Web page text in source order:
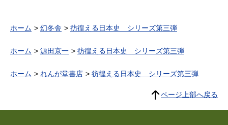
ホーム 幻冬舎 彷徨える日本史 シリーズ第三弾
ホーム 源田京一 彷徨える日本史 シリーズ第三弾
ホーム れんが堂書店 彷徨える日本史 シリーズ第三弾
ページ上部へ戻る